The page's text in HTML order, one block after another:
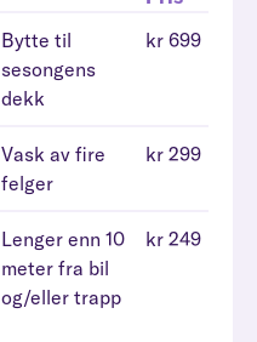
Bytte til
sesongens
dekk
kr 699
Vask av fire
felger
kr 299
Lenger enn 10
meter fra bil
og/eller trapp
kr 249